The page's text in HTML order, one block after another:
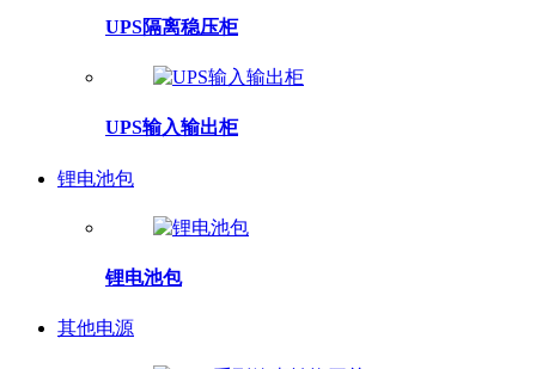
UPS隔离稳压柜
UPS输入输出柜
锂电池包
锂电池包
其他电源